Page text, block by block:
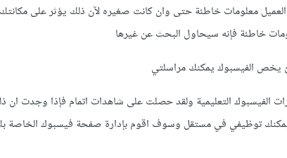
معلومات خاطئة حتى وان كانت صغيره ﻵن ذلك يؤثر على
خاطئة فإنه سيحاول البحث عن غيرها
الفيسبوك يمكنك مراسلتي
الفيسبوك التعليمية ولقد حصلت على شاهدات اتمام فإذا وجدت
يمكنك توظيفي في مستقل وسوف اقوم بإدارة صفحة فيسبوك الخاصة